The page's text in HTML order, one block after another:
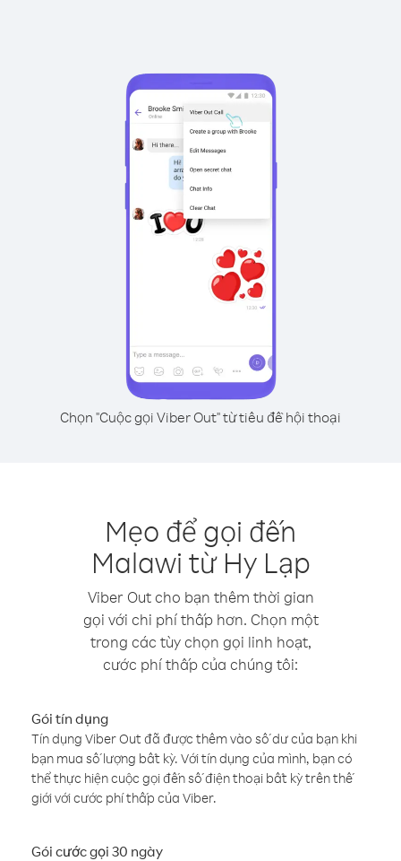
Chọn "Cuộc gọi Viber Out" từ tiêu đề hội thoại
Mẹo để gọi đến
Malawi từ Hy Lạp
Viber Out cho bạn thêm thời gian
gọi với chi phí thấp hơn. Chọn một
trong các tùy chọn gọi linh hoạt,
cước phí thấp của chúng tôi:
Gói tín dụng
Tín dụng Viber Out đã được thêm vào số dư của bạn khi
bạn mua số lượng bất kỳ. Với tín dụng của mình, bạn có
thể thực hiện cuộc gọi đến số điện thoại bất kỳ trên thế
giới với cước phí thấp của Viber.
Gói cước gọi 30 ngày